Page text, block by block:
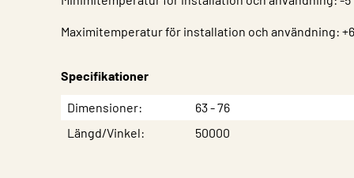
Maximitemperatur för installation och användning:
Specifikationer
EgenskapVärde
Dimensioner
63 - 76
Längd/Vinkel
50000